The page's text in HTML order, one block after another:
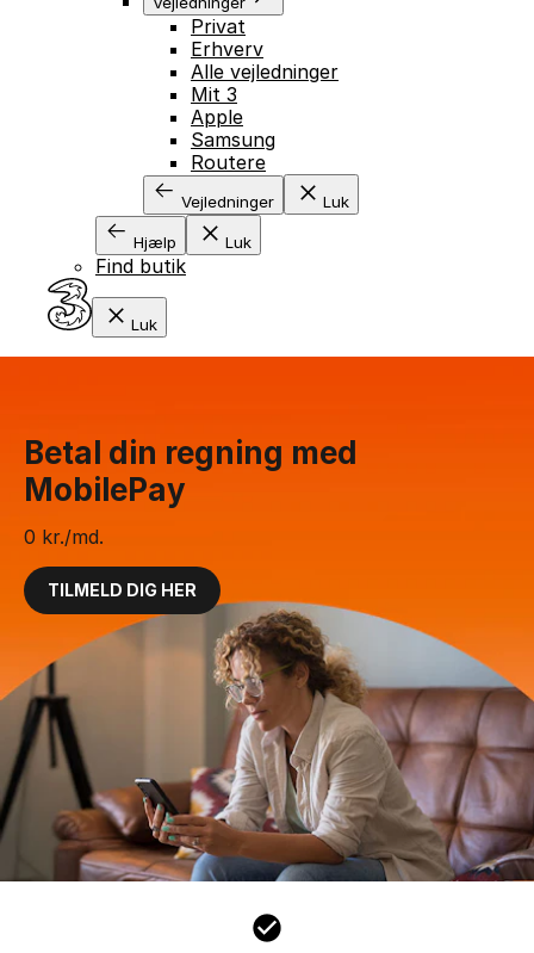
Privat
Erhverv
Alle vejledninger
Mit 3
Apple
Samsung
Routere
Vejledninger Luk
Hjælp Luk
Find butik
Luk
Betal din regning med
MobilePay
0 kr./md.
TILMELD DIG HER